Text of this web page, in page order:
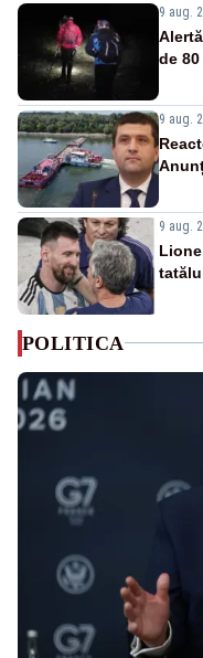
9 aug.
de
9 aug.
9 aug.
POLITICA